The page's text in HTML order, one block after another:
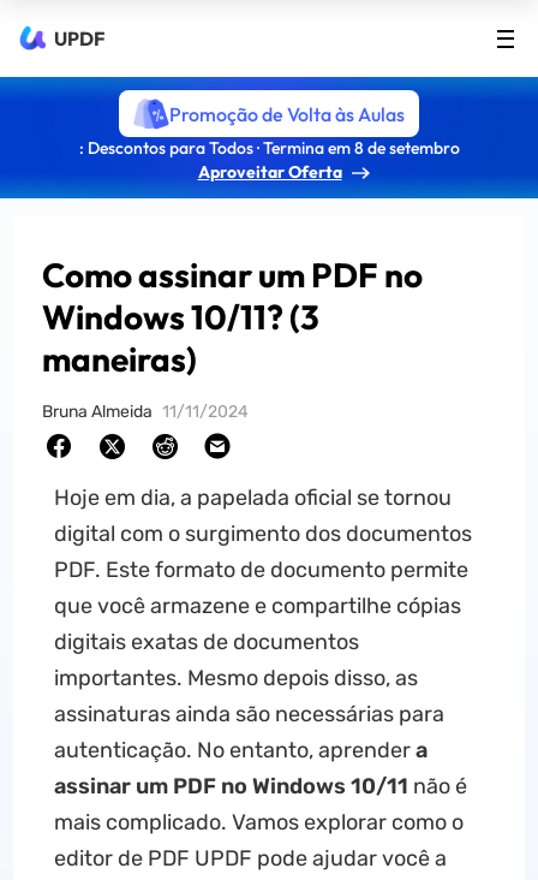
UPDF
Promoção de Volta às Aulas
: Descontos para Todos · Termina em 8 de setembro
Aproveitar Oferta
Como assinar um PDF no
Windows 10/11? (3
maneiras)
Bruna Almeida 11/11/2024
Hoje em dia, a papelada oficial se tornou
digital com o surgimento dos documentos
PDF. Este formato de documento permite
que você armazene e compartilhe cópias
digitais exatas de documentos
importantes. Mesmo depois disso, as
assinaturas ainda são necessárias para
autenticação. No entanto, aprendera
assinar um PDF no Windows 10/11 não é
mais complicado. Vamos explorar como o
editor de PDF UPDF pode ajudar você a